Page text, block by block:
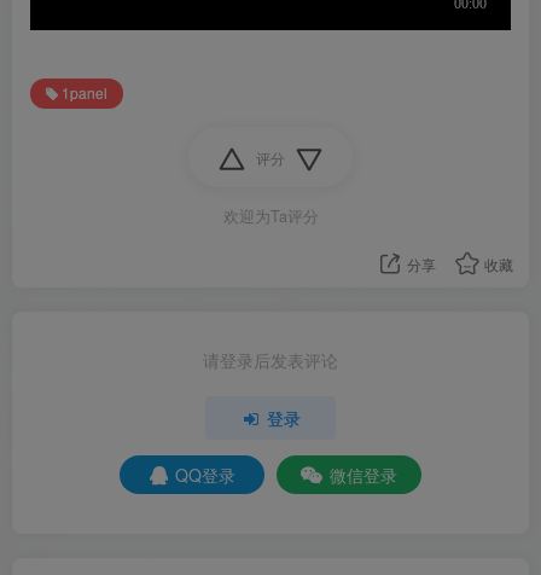
1panel
评分
欢迎为Ta评分
分享 收藏
请登录后发表评论
登录
QQ登录 微信登录